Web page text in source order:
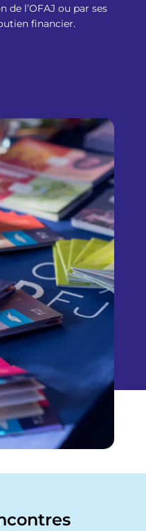
de l’OFAJ ou par ses
financier.